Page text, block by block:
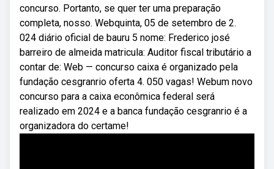
concurso. Portanto, se quer ter uma preparação
completa, nosso. Webquinta, 05 de setembro de 2.
024 diário oficial de bauru 5 nome: Frederico josé
barreiro de almeida matricula: Auditor fiscal tributário a
contar de: Web — concurso caixa é organizado pela
fundação cesgranrio oferta 4. 050 vagas! Webum novo
concurso para a caixa econômica federal será
realizado em 2024 e a banca fundação cesgranrio é a
organizadora do certame!